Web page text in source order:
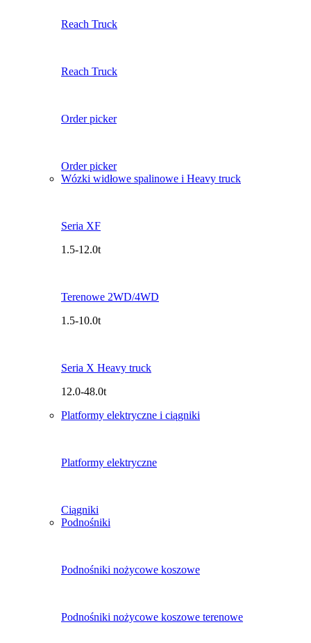
Reach Truck
Reach Truck
Order picker
Order picker
Wózki widłowe spalinowe i Heavy truck
Seria XF
1.5-12.0t
Terenowe 2WD/4WD
1.5-10.0t
Seria X Heavy truck
12.0-48.0t
Platformy elektryczne i ciągniki
Platformy elektryczne
Ciągniki
Podnośniki
Podnośniki nożycowe koszowe
Podnośniki nożycowe koszowe terenowe